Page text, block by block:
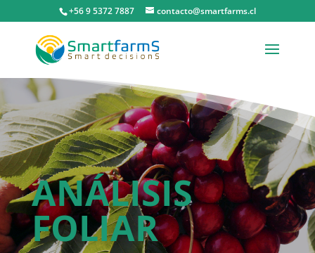
+56 9 5372 7887 contacto@smartfarms.cl
ANÁLISIS
FOLIAR